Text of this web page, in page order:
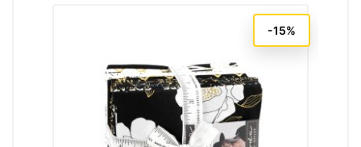
-15%